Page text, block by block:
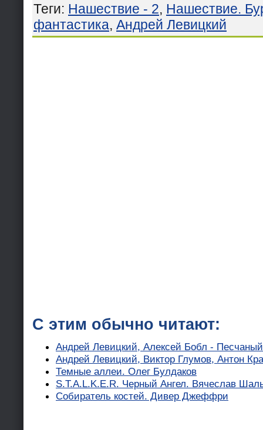
Теги: Нашествие - 2, Нашествие.
фантастика, Андрей Левицкий
С этим обычно читают:
Андрей Левицкий, Алексей Бобл -
Андрей Левицкий, Виктор Глумов, Антон
Темные аллеи. Олег Булдаков
S.T.A.L.K.E.R. Черный Ангел. Вячеслав
Собиратель костей. Дивер Джеффри